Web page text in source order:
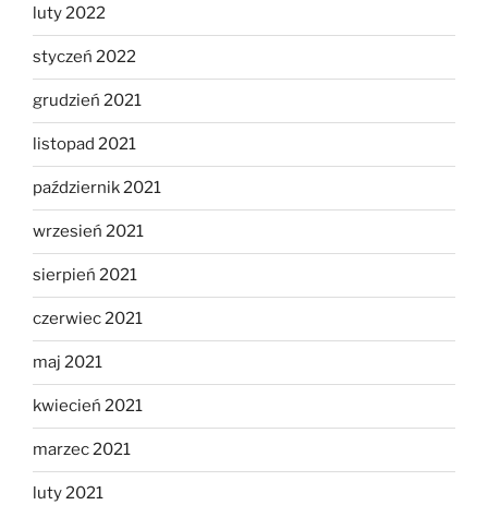
luty 2022
styczeń 2022
grudzień 2021
listopad 2021
październik 2021
wrzesień 2021
sierpień 2021
czerwiec 2021
maj 2021
kwiecień 2021
marzec 2021
luty 2021